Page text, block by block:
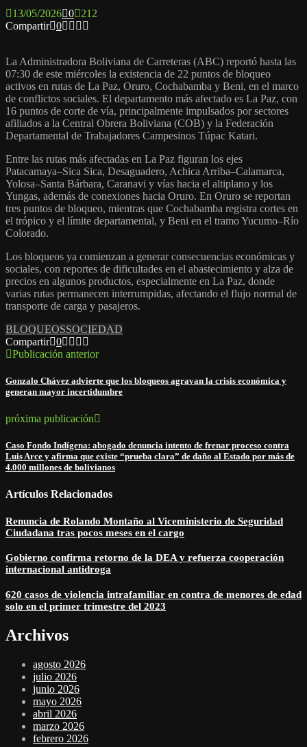
13/05/2026 0
212
Compartir 0
La Administradora Boliviana de Carreteras (ABC) reportó hasta las
07:30 de este miércoles la existencia de 22 puntos de bloqueo
activos en rutas de La Paz, Oruro, Cochabamba y Beni, en el marco
de conflictos sociales. El departamento más afectado es La Paz, con
16 puntos de corte de vía, principalmente impulsados por sectores
afiliados a la Central Obrera Boliviana (COB) y la Federación
Departamental de Trabajadores Campesinos Túpac Katari.
Entre las rutas más afectadas en La Paz figuran los ejes
Patacamaya–Sica Sica, Desaguadero, Achica Arriba–Calamarca,
Yolosa–Santa Bárbara, Caranavi y vías hacia el altiplano y los
Yungas, además de conexiones hacia Oruro. En Oruro se reportan
tres puntos de bloqueo, mientras que Cochabamba registra cortes en
el trópico y el límite departamental, y Beni en el tramo Yucumo–Río
Colorado.
Los bloqueos ya comienzan a generar consecuencias económicas y
sociales, con reportes de dificultades en el abastecimiento y alza de
precios en algunos productos, especialmente en La Paz, donde
varias rutas permanecen interrumpidas, afectando el flujo normal de
transporte de carga y pasajeros.
BLOQUEOSSOCIEDAD
Compartir 0
Publicación anterior
Gonzalo Chávez advierte que los bloqueos agravan la crisis económica y
generan mayor incertidumbre
próxima publicación
Caso Fondo Indígena: abogado denuncia intento de frenar proceso contra
Luis Arce y afirma que existe “prueba clara” de daño al Estado por más de
4.000 millones de bolivianos
Artículos Relacionados
Renuncia de Rolando Montaño al Viceministerio de Seguridad
Ciudadana tras pocos meses en el cargo
Gobierno confirma retorno de la DEA y refuerza cooperación
internacional antidroga
620 casos de violencia intrafamiliar en contra de menores de edad
solo en el primer trimestre del 2023
Archivos
agosto 2026
julio 2026
junio 2026
mayo 2026
abril 2026
marzo 2026
febrero 2026